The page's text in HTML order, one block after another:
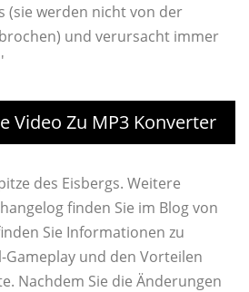
(sie werden nicht von der
und verursacht immer
Video Zu MP3 Konverter
des Eisbergs. Weitere
finden Sie im Blog von
Sie Informationen zu
und den Vorteilen
Nachdem Sie die Änderungen